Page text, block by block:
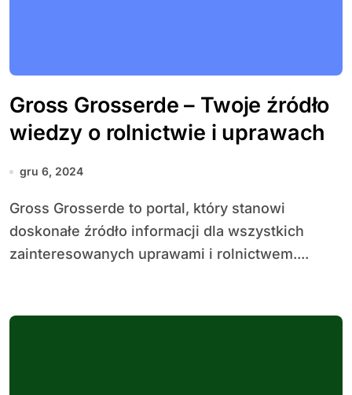
Gross Grosserde – Twoje źródło
wiedzy o rolnictwie i uprawach
gru 6, 2024
Gross Grosserde to portal, który stanowi
doskonałe źródło informacji dla wszystkich
zainteresowanych uprawami i rolnictwem....